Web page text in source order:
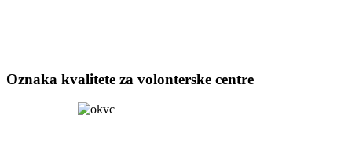
Oznaka kvalitete za volonterske centre